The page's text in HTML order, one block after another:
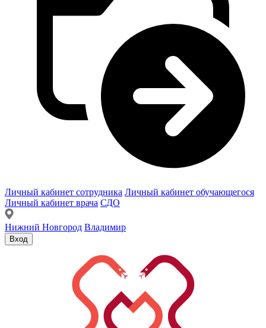
Личный кабинет сотрудника Личный кабинет обучающегося
Личный кабинет врача СДО
Нижний Новгород Владимир
Вход